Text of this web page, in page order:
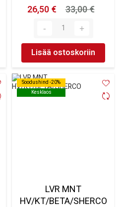
26,50 €
33,00 €
Lisää ostoskoriin
Soodushind -20%
Kesklaos
Soodushind -20%
Kesklaos
LVR MNT
HV/KT/BETA/SHERCO